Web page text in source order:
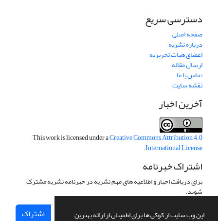
این وب سایت از کوکی ها برای اطمینان از ارائه بهترین
دسترسی سریع
صفحه اصلی
درباره نشریه
اعضای هیات تحریریه
ارسال مقاله
تماس با ما
نقشه سایت
آخرین اخبار
This work is licensed under aCreative Commons Attribution 4.0
International License
.
اشتراک خبرنامه
برای دریافت اخبار و اطلاعیه های مهم نشریه در خبرنامه نشریه مشترک
شوید.
اشتراک